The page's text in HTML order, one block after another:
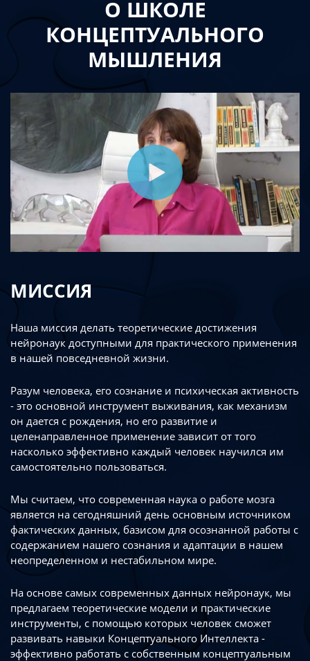
О ШКОЛЕ
КОНЦЕПТУАЛЬНОГО
МЫШЛЕНИЯ
МИССИЯ
Наша миссия делать теоретические достижения
нейронаук доступными для практического применения
в нашей повседневной жизни.
Разум человека, его сознание и психическая активность
- это основной инструмент выживания, как механизм
он дается с рождения, но его развитие и
целенаправленное применение зависит от того
насколько эффективно каждый человек научился им
самостоятельно пользоваться.
Мы считаем, что современная наука о работе мозга
является на сегодняшний день основным источником
фактических данных, базисом для осознанной работы с
содержанием нашего сознания и адаптации в нашем
неопределенном и нестабильном мире.
На основе самых современных данных нейронаук, мы
предлагаем теоретические модели и практические
инструменты, с помощью которых человек сможет
развивать навыки Концептуального Интеллекта -
эффективно работать с собственным концептуальным